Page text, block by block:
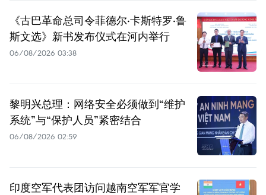
《古巴革命总司令菲德尔·卡斯特罗·鲁
斯文选》新书发布仪式在河内举行
06/08/2026 03:38
黎明兴总理：网络安全必须做到“维护
系统”与“保护人员”紧密结合
06/08/2026 02:59
印度空军代表团访问越南空军军官学